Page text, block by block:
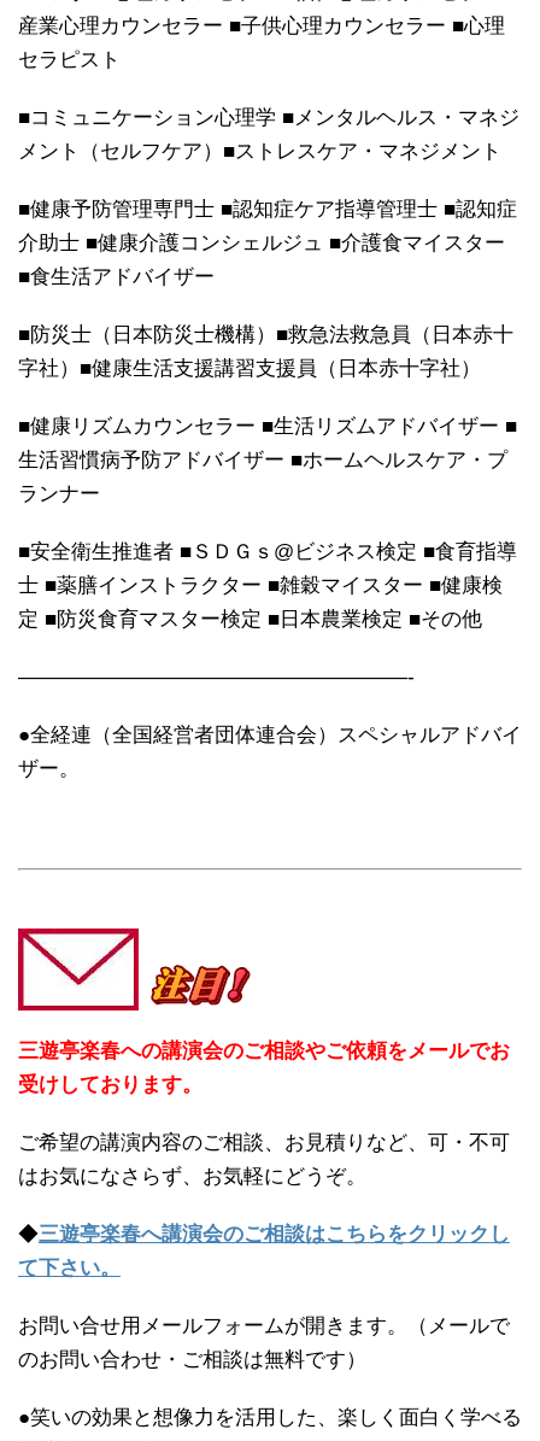
産業心理カウンセラー ■子供心理カウンセラー ■心理
セラピスト
■コミュニケーション心理学 ■メンタルヘルス・マネジ
メント（セルフケア）■ストレスケア・マネジメント
■健康予防管理専門士 ■認知症ケア指導管理士 ■認知症
介助士 ■健康介護コンシェルジュ ■介護食マイスター
■食生活アドバイザー
■防災士（日本防災士機構）■救急法救急員（日本赤十
字社）■健康生活支援講習支援員（日本赤十字社）
■健康リズムカウンセラー ■生活リズムアドバイザー ■
生活習慣病予防アドバイザー ■ホームヘルスケア・プ
ランナー
■安全衛生推進者 ■ＳＤＧｓ@ビジネス検定 ■食育指導
士 ■薬膳インストラクター ■雑穀マイスター ■健康検
定 ■防災食育マスター検定 ■日本農業検定 ■その他
———————————————————-
●全経連（全国経営者団体連合会）スペシャルアドバイ
ザー。
三遊亭楽春への講演会のご相談やご依頼をメールでお
受けしております。
ご希望の講演内容のご相談、お見積りなど、可・不可
はお気になさらず、お気軽にどうぞ。
◆三遊亭楽春へ講演会のご相談はこちらをクリックし
て下さい。
お問い合せ用メールフォームが開きます。（メールで
のお問い合わせ・ご相談は無料です）
●笑いの効果と想像力を活用した、楽しく面白く学べる